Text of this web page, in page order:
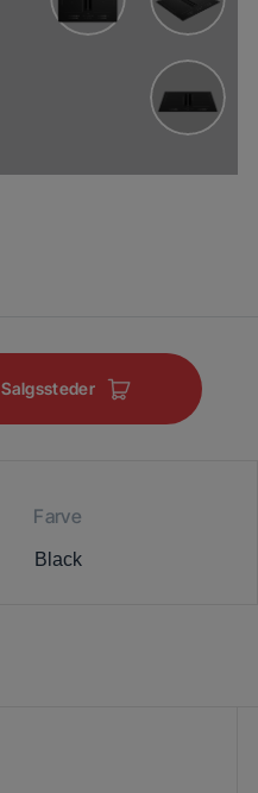
Salgssteder
Farve
Black